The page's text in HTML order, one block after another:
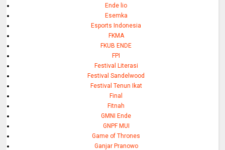
Ende lio
Esemka
Esports Indonesia
FKMA
FKUB ENDE
FPI
Festival Literasi
Festival Sandelwood
Festival Tenun Ikat
Final
Fitnah
GMNI Ende
GNPF MUI
Game of Thrones
Ganjar Pranowo